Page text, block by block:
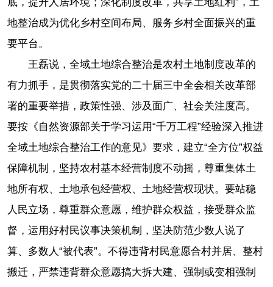
地整治成为优化乡村空间布局、服务乡村全面振兴的重
要平台。
王磊说，全域土地综合整治是农村土地制度改革的
有力抓手，是贯彻落实党的二十届三中全会相关改革部
署的重要举措，政策性强、涉及面广、社会关注度高。
要按《自然资源部关于学习运用“千万工程”经验深入推进
全域土地综合整治工作的意见》要求，建立“全方位”权益
保障机制，坚持农村基本经营制度不动摇，尊重集体土
地所有权、土地承包经营权、土地经营权现状。要站稳
人民立场，尊重群众意愿，维护群众权益，接受群众监
督，运用好村民议事决策机制，坚决防范少数人说了
算、多数人“被代表”。不得违背村民意愿合村并居、整村
搬迁，严禁违背群众意愿搞大拆大建、强制或变相强制